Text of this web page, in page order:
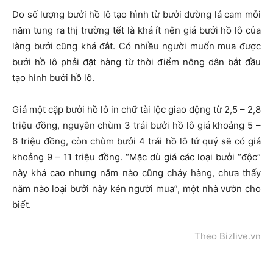
Do số lượng bưởi hồ lô tạo hình từ bưởi đường lá cam mỗi
năm tung ra thị trường tết là khá ít nên giá bưởi hồ lô của
làng bưởi cũng khá đắt. Có nhiều người muốn mua được
bưởi hồ lô phải đặt hàng từ thời điểm nông dân bắt đầu
tạo hình bưởi hồ lô.
Giá một cặp bưởi hồ lô in chữ tài lộc giao động từ 2,5 – 2,8
triệu đồng, nguyên chùm 3 trái bưởi hồ lô giá khoảng 5 –
6 triệu đồng, còn chùm bưởi 4 trái hồ lô tứ quý sẽ có giá
khoảng 9 – 11 triệu đồng. “Mặc dù giá các loại bưởi “độc”
này khá cao nhưng năm nào cũng cháy hàng, chưa thấy
năm nào loại bưởi này kén người mua”, một nhà vườn cho
biết.
Theo Bizlive.vn